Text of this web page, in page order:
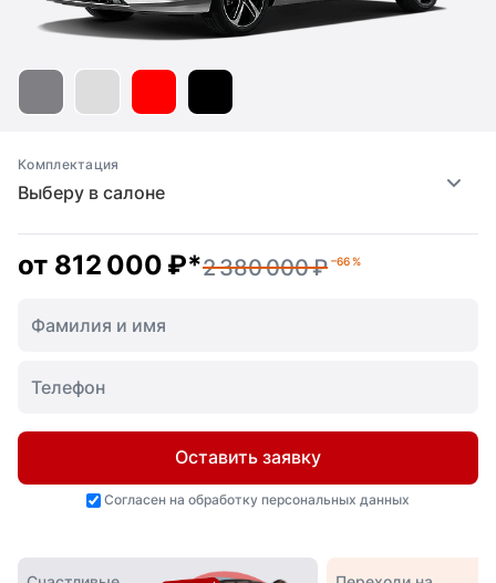
Выберу в салоне
Комплектация
от 812 000 ₽*2 380 000 ₽ –66 %
Оставить заявку
Согласен на обработку персональных данных